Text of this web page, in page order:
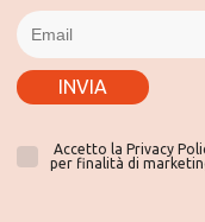
INVIA
Accetto la Privacy
per finalità di